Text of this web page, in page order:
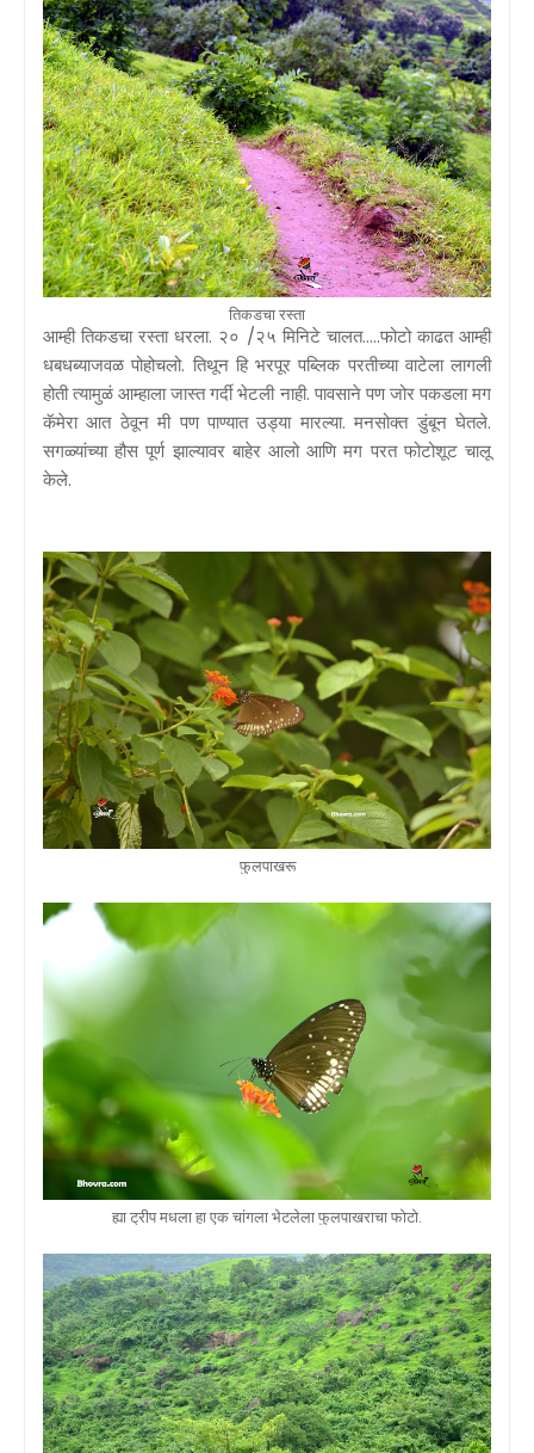
तिकडचा रस्ता
आम्ही तिकडचा रस्ता धरला. २० /२५ मिनिटे चालत.....फोटो काढत आम्ही
धबधब्याजवळ पोहोचलो. तिथून हि भरपूर पब्लिक परतीच्या वाटेला लागली
होती त्यामुळं आम्हाला जास्त गर्दी भेटली नाही. पावसाने पण जोर पकडला मग
कॅमेरा आत ठेवून मी पण पाण्यात उड्या मारल्या. मनसोक्त डुंबून घेतले.
सगळ्यांच्या हौस पूर्ण झाल्यावर बाहेर आलो आणि मग परत फोटोशूट चालू
केले.
फुलपाखरू
ह्या ट्रीप मधला हा एक चांगला भेटलेला फुलपाखराचा फोटो.